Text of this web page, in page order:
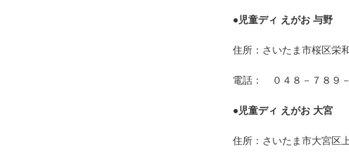
●児童ディ えがお 与野
住所：さいたま市桜区栄
電話： ０４８－７８９
●児童ディ えがお 大宮
住所：さいたま市大宮区